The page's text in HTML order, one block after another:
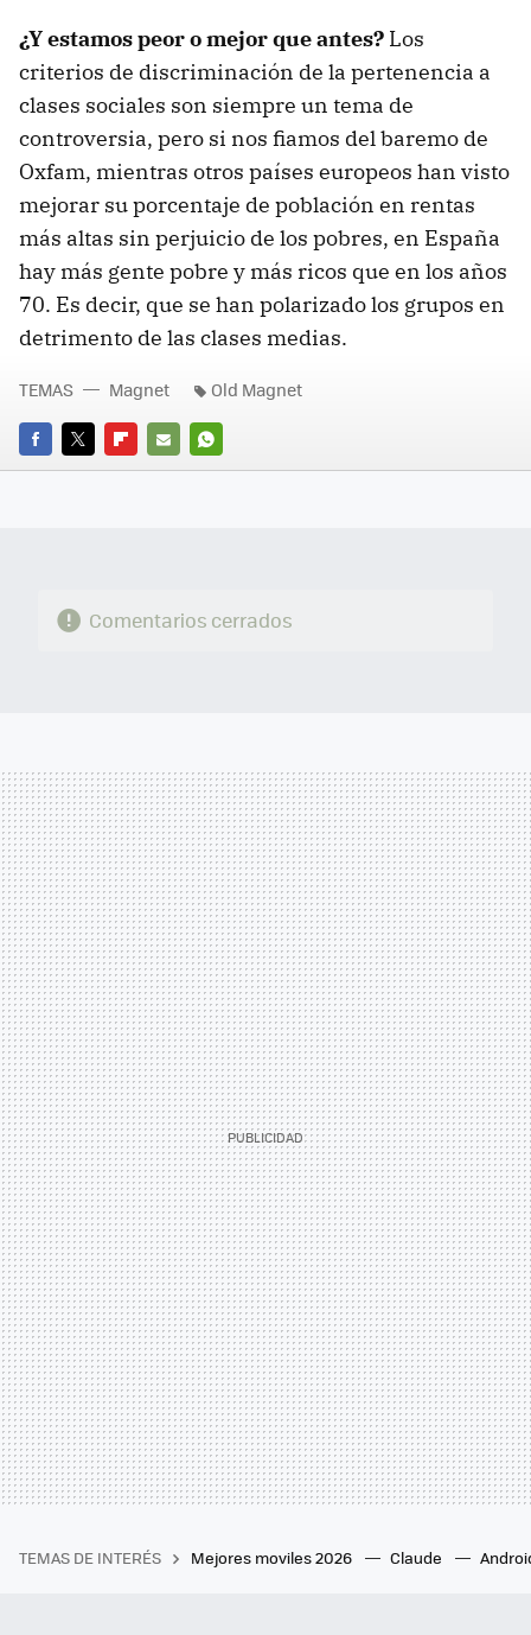
¿Y estamos peor o mejor que antes? Los
criterios de discriminación de la pertenencia a
clases sociales son siempre un tema de
controversia, pero si nos fiamos del baremo de
Oxfam, mientras otros países europeos han visto
mejorar su porcentaje de población en rentas
más altas sin perjuicio de los pobres, en España
hay más gente pobre y más ricos que en los años
70. Es decir, que se han polarizado los grupos en
detrimento de las clases medias.
FACEBOOK
TWITTERFLIPBOARD
E-
WHATSAPP
TEMAS Magnet Old Magnet
Comentarios cerrados
TEMAS DE INTERÉS Mejores moviles 2026 Claude